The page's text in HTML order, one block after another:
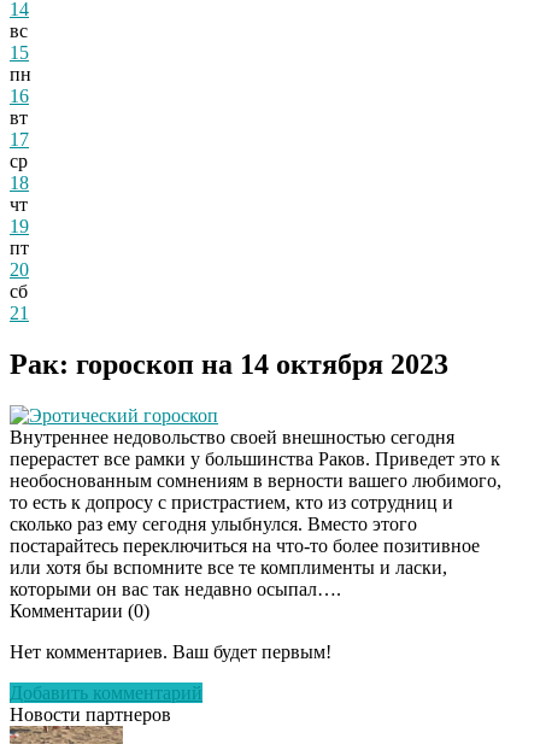
14
вс
15
пн
16
вт
17
ср
18
чт
19
пт
20
сб
21
Рак: гороскоп на 14 октября 2023
Эротический гороскоп
Внутреннее недовольство своей внешностью сегодня
перерастет все рамки у большинства Раков. Приведет это к
необоснованным сомнениям в верности вашего любимого,
то есть к допросу с пристрастием, кто из сотрудниц и
сколько раз ему сегодня улыбнулся. Вместо этого
постарайтесь переключиться на что-то более позитивное
или хотя бы вспомните все те комплименты и ласки,
которыми он вас так недавно осыпал….
Комментарии (0)
Нет комментариев. Ваш будет первым!
Добавить комментарий
Новости партнеров
Скрытая камера на
люди вытворяют, когда
их не видят...